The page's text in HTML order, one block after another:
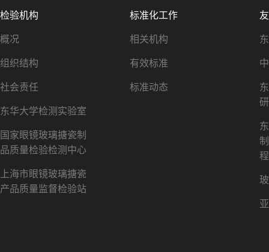
检验机构
概况
组织结构
社会责任
东华大学检测实验室
国家眼镜玻璃搪瓷制
品质量检验检测中心
上海市眼镜玻璃搪瓷
产品质量监督检验站
标准化工作
相关机构
有效标准
标准动态